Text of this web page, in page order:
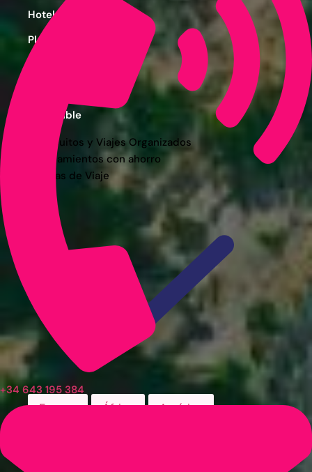
Hotelero
Playas
Sostenible
Circuitos y Viajes Organizados
Alojamientos con ahorro
Guías de Viaje
Europa África América
+34 643 195 384